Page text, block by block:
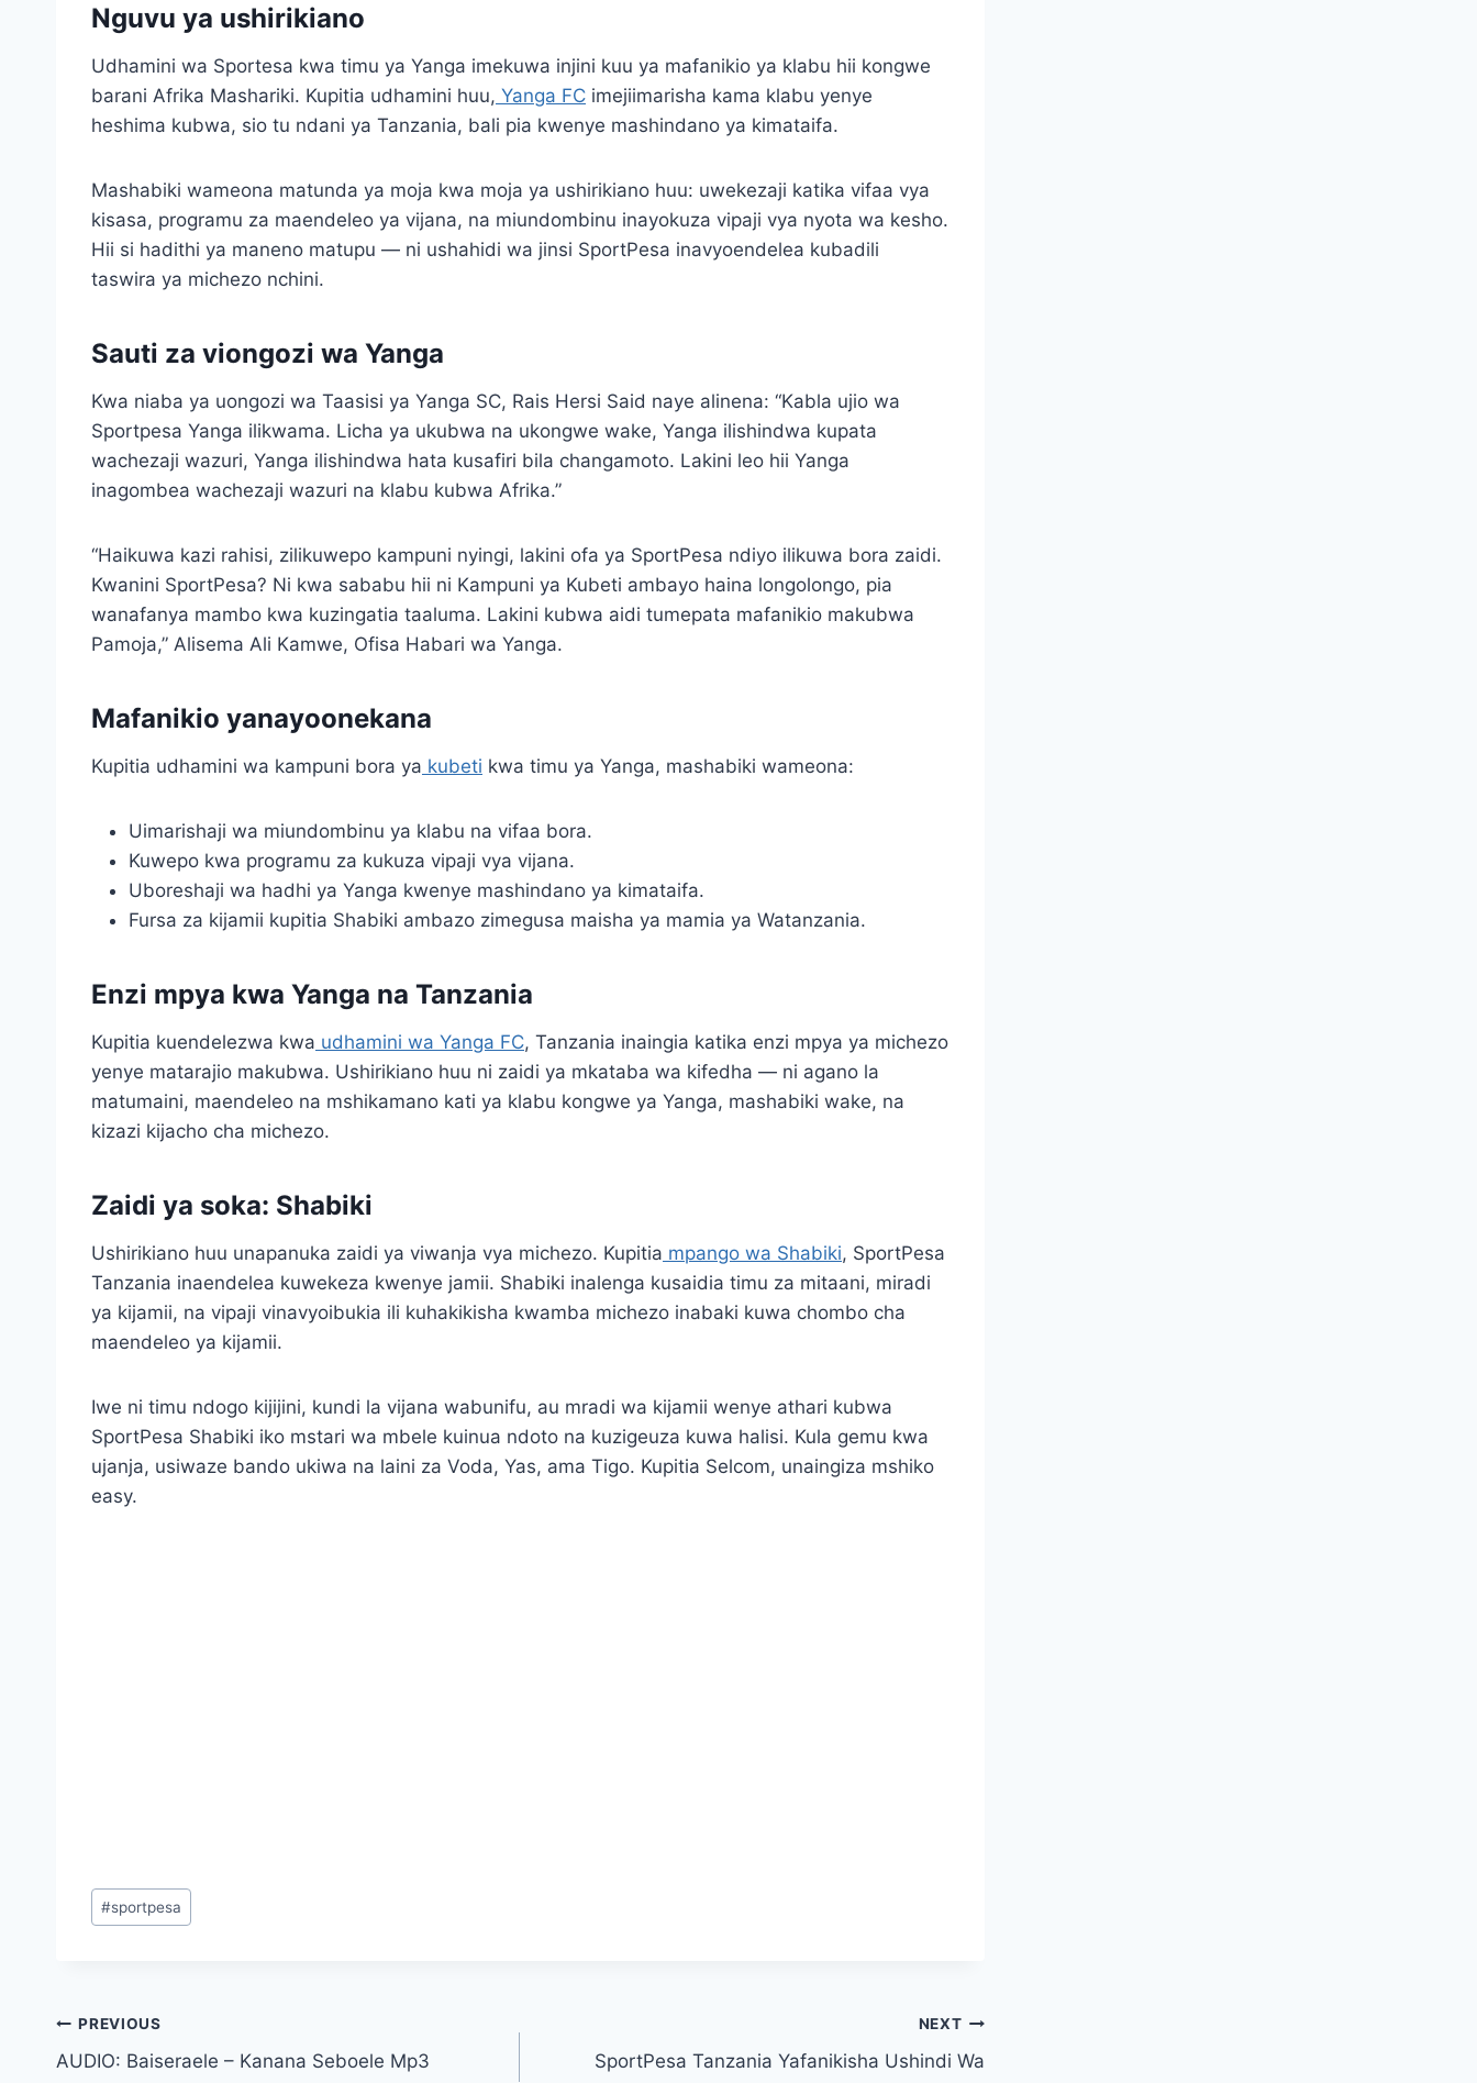
Nguvu ya ushirikiano
Udhamini wa Sportesa kwa timu ya Yanga imekuwa injini kuu ya mafanikio ya klabu hii kongwe
barani Afrika Mashariki. Kupitia udhamini huu, Yanga FC imejiimarisha kama klabu yenye
heshima kubwa, sio tu ndani ya Tanzania, bali pia kwenye mashindano ya kimataifa.
Mashabiki wameona matunda ya moja kwa moja ya ushirikiano huu: uwekezaji katika vifaa vya
kisasa, programu za maendeleo ya vijana, na miundombinu inayokuza vipaji vya nyota wa kesho.
Hii si hadithi ya maneno matupu — ni ushahidi wa jinsi SportPesa inavyoendelea kubadili
taswira ya michezo nchini.
Sauti za viongozi wa Yanga
Kwa niaba ya uongozi wa Taasisi ya Yanga SC, Rais Hersi Said naye alinena: “Kabla ujio wa
Sportpesa Yanga ilikwama. Licha ya ukubwa na ukongwe wake, Yanga ilishindwa kupata
wachezaji wazuri, Yanga ilishindwa hata kusafiri bila changamoto. Lakini leo hii Yanga
inagombea wachezaji wazuri na klabu kubwa Afrika.”
“Haikuwa kazi rahisi, zilikuwepo kampuni nyingi, lakini ofa ya SportPesa ndiyo ilikuwa bora zaidi.
Kwanini SportPesa? Ni kwa sababu hii ni Kampuni ya Kubeti ambayo haina longolongo, pia
wanafanya mambo kwa kuzingatia taaluma. Lakini kubwa aidi tumepata mafanikio makubwa
Pamoja,” Alisema Ali Kamwe, Ofisa Habari wa Yanga.
Mafanikio yanayoonekana
Kupitia udhamini wa kampuni bora ya kubeti kwa timu ya Yanga, mashabiki wameona:
Uimarishaji wa miundombinu ya klabu na vifaa bora.
Kuwepo kwa programu za kukuza vipaji vya vijana.
Uboreshaji wa hadhi ya Yanga kwenye mashindano ya kimataifa.
Fursa za kijamii kupitia Shabiki ambazo zimegusa maisha ya mamia ya Watanzania.
Enzi mpya kwa Yanga na Tanzania
Kupitia kuendelezwa kwa udhamini wa Yanga FC, Tanzania inaingia katika enzi mpya ya michezo
yenye matarajio makubwa. Ushirikiano huu ni zaidi ya mkataba wa kifedha — ni agano la
matumaini, maendeleo na mshikamano kati ya klabu kongwe ya Yanga, mashabiki wake, na
kizazi kijacho cha michezo.
Zaidi ya soka: Shabiki
Ushirikiano huu unapanuka zaidi ya viwanja vya michezo. Kupitia mpango wa Shabiki, SportPesa
Tanzania inaendelea kuwekeza kwenye jamii. Shabiki inalenga kusaidia timu za mitaani, miradi
ya kijamii, na vipaji vinavyoibukia ili kuhakikisha kwamba michezo inabaki kuwa chombo cha
maendeleo ya kijamii.
Iwe ni timu ndogo kijijini, kundi la vijana wabunifu, au mradi wa kijamii wenye athari kubwa
SportPesa Shabiki iko mstari wa mbele kuinua ndoto na kuzigeuza kuwa halisi. Kula gemu kwa
ujanja, usiwaze bando ukiwa na laini za Voda, Yas, ama Tigo. Kupitia Selcom, unaingiza mshiko
easy.
Post
Tags:
#sportpesa
Post
PREVIOUS
AUDIO: Baiseraele – Kanana Seboele Mp3
NEXT
SportPesa Tanzania Yafanikisha Ushindi Wa